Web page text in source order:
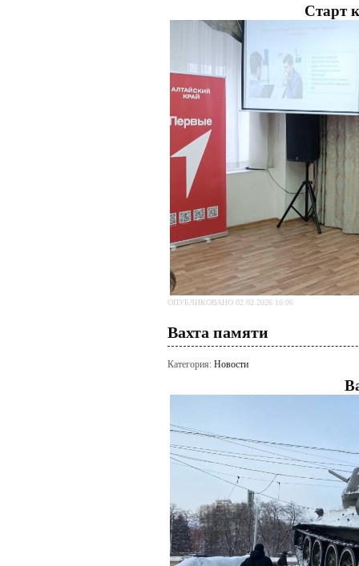
Старт
ОПУБЛИКОВАНО 02.02.2026 16:06
Вахта памяти
Категория: Новости